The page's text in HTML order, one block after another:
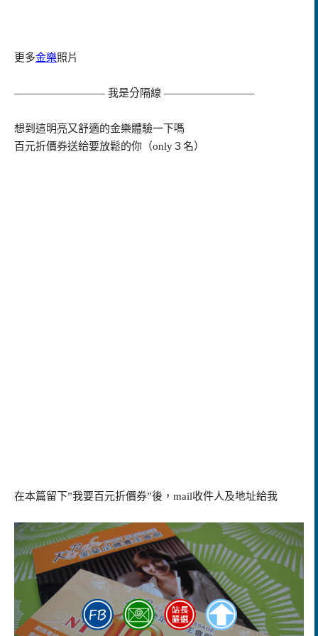
更多金樂照片
————————– 我是分隔線 ————————–
想到這明亮又舒適的金樂體驗一下嗎
百元折價券送給要放鬆的你（only３名）
在本篇留下”我要百元折價券”後， mail收件人及地址給我